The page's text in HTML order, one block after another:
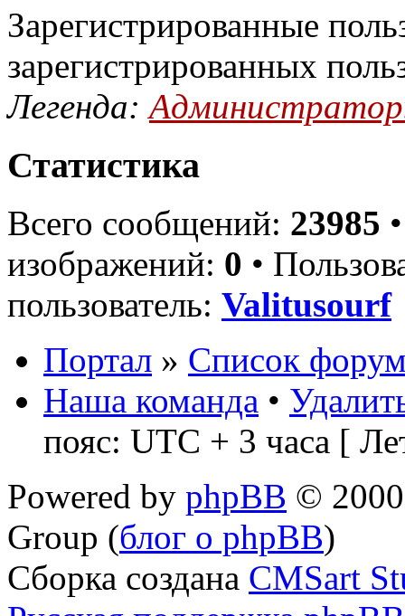
Зарегистрированные
зарегистрированных
Легенда:
Статистика
Всего сообщений: 23985
изображений: 0 •
пользователь: Valitusourf
Портал » Список
Наша команда •
пояс: UTC + 3 часа [
Powered by phpBB ©
Group (блог о phpBB)
Сборка создана CMSart